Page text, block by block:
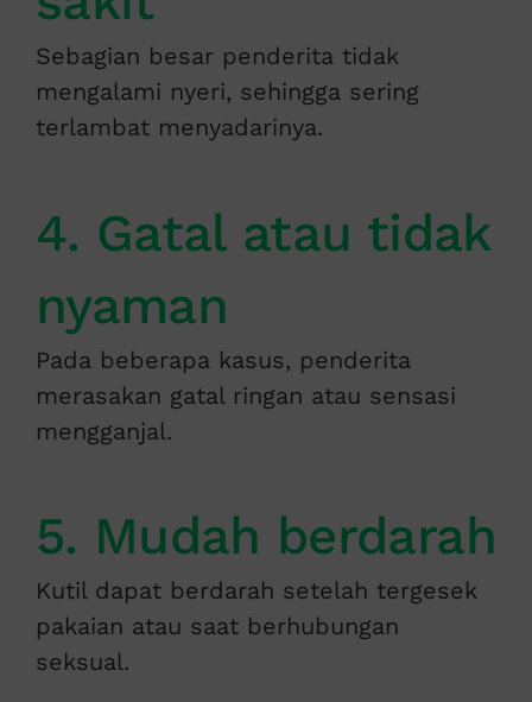
Sebagian besar penderita tidak
mengalami nyeri, sehingga sering
terlambat menyadarinya.
4. Gatal atau tidak
nyaman
Pada beberapa kasus, penderita
merasakan gatal ringan atau sensasi
mengganjal.
5. Mudah berdarah
Kutil dapat berdarah setelah tergesek
pakaian atau saat berhubungan
seksual.